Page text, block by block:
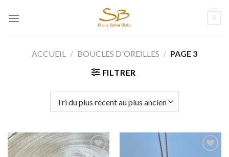
0
ACCUEIL / BOUCLES D'OREILLES / PAGE 3
FILTRER